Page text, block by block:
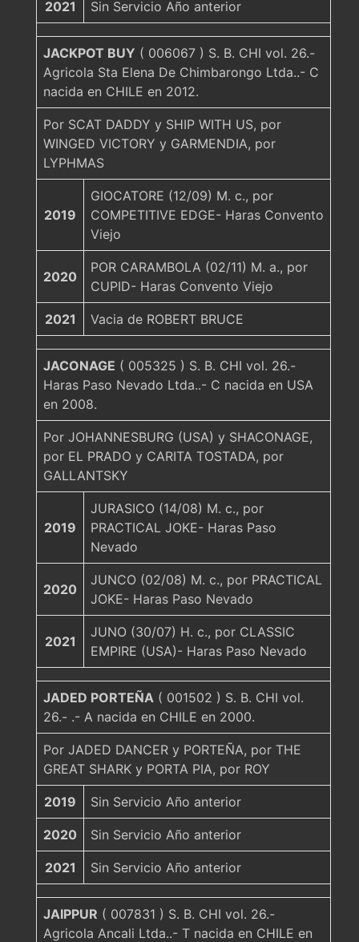
2021 Sin Servicio Año anterior
JACKPOT BUY ( 006067 ) S. B. CHI vol. 26.-
Agricola Sta Elena De Chimbarongo Ltda..- C
nacida en CHILE en 2012.
Por SCAT DADDY y SHIP WITH US, por
WINGED VICTORY y GARMENDIA, por
LYPHMAS
2019
GIOCATORE (12/09) M. c., por
COMPETITIVE EDGE- Haras Convento
Viejo
2020
POR CARAMBOLA (02/11) M. a., por
CUPID- Haras Convento Viejo
2021 Vacia de ROBERT BRUCE
JACONAGE ( 005325 ) S. B. CHI vol. 26.-
Haras Paso Nevado Ltda..- C nacida en USA
en 2008.
Por JOHANNESBURG (USA) y SHACONAGE,
por EL PRADO y CARITA TOSTADA, por
GALLANTSKY
2019
JURASICO (14/08) M. c., por
PRACTICAL JOKE- Haras Paso
Nevado
2020
JUNCO (02/08) M. c., por PRACTICAL
JOKE- Haras Paso Nevado
2021
JUNO (30/07) H. c., por CLASSIC
EMPIRE (USA)- Haras Paso Nevado
JADED PORTEÑA ( 001502 ) S. B. CHI vol.
26.- .- A nacida en CHILE en 2000.
Por JADED DANCER y PORTEÑA, por THE
GREAT SHARK y PORTA PIA, por ROY
2019 Sin Servicio Año anterior
2020 Sin Servicio Año anterior
2021 Sin Servicio Año anterior
JAIPPUR ( 007831 ) S. B. CHI vol. 26.-
Agricola Ancali Ltda..- T nacida en CHILE en